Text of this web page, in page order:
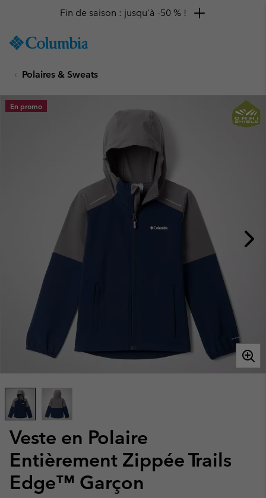
TO
SKIP
MAIN
NAV
Fin de saison : jusqu'à -50 % !
Polaires & Sweats
Veste en Polaire
Entièrement Zippée Trails
Edge™ Garçon
En promo